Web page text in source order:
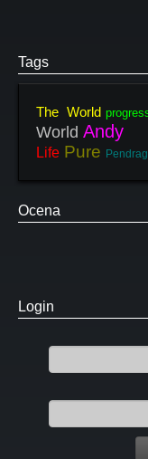
Tags
The World
World Andy
Life Pure
Ocena
Login